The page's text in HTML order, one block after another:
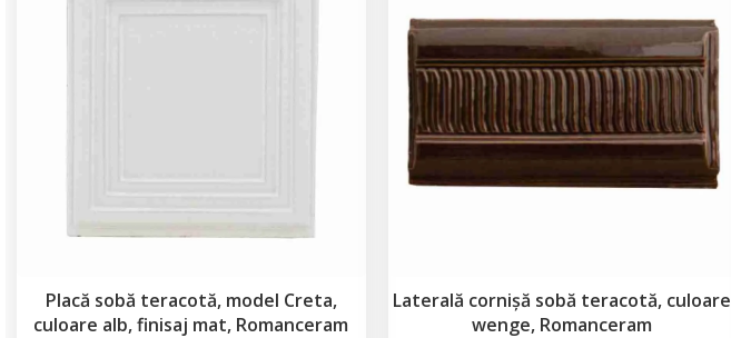
Placă sobă teracotă, model Creta,
culoare alb, finisaj mat, Romanceram
Laterală cornișă sobă teracotă, culoare
wenge, Romanceram